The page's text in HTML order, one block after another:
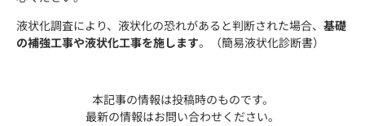
液状化調査により、液状化の恐れがあると判断された場合、 基礎
の補強工事や液状化工事を施します。（簡易液状化診断書）
本記事の情報は投稿時のものです。
最新の情報はお問い合わせください。